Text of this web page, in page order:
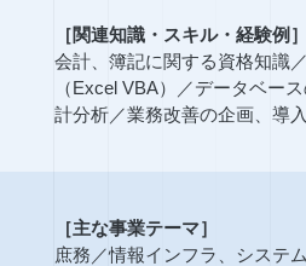
［関連知識・スキル・経験例］
会計、簿記に関する資格知識／
（Excel VBA）
／データベー
計分析／業務改善の企画、導
［主な事業テーマ］
庶務 ／情報インフラ、システム